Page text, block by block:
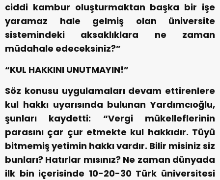
ciddi kambur oluşturmaktan başka bir işe
yaramaz hale gelmiş olan üniversite
sistemindeki aksaklıklara ne zaman
müdahale edeceksiniz?”
“KUL HAKKINI UNUTMAYIN!”
Söz konusu uygulamaları devam ettirenlere
kul hakkı uyarısında bulunan Yardımcıoğlu,
şunları kaydetti: “Vergi mükelleflerinin
parasını çar çur etmekte kul hakkıdır. Tüyü
bitmemiş yetimin hakkı vardır. Bilir misiniz siz
bunları? Hatırlar mısınız? Ne zaman dünyada
ilk bin içerisinde 10-20-30 Türk üniversitesi